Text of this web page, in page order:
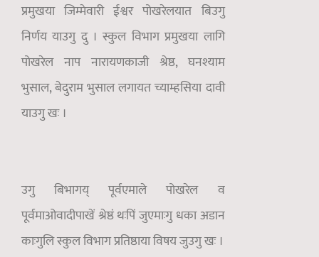
प्रमुखया जिम्मेवारी ईश्वर पोखरेलयात बिउगु
निर्णय याउगु दु । स्कुल विभाग प्रमुखया लागि
पोखरेल नाप नारायणकाजी श्रेष्ठ, घनश्याम
भुसाल, बेदुराम भुसाल लगायत च्याम्हसिया दावी
याउगु खः ।
उगु बिभागय् पूर्वएमाले पोखरेल व
पूर्वमाओवादीपाखें श्रेष्ठं थःपिं जुएमाःगु धका अडान
काःगुलि स्कुल विभाग प्रतिष्ठाया विषय जुउगु खः ।